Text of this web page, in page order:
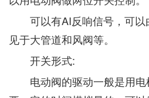
可以有AI反响信号，可以
见于大管道和风阀等。
开关形式:
电动阀的驱动一般是用电